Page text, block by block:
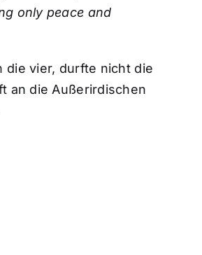
only peace and
die vier, durfte nicht die
an die Außerirdischen